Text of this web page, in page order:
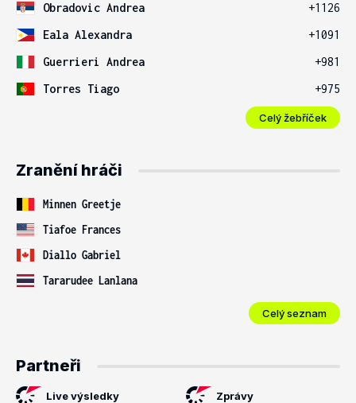
Obradovic Andrea
+1126
Eala Alexandra
+1091
Guerrieri Andrea
+981
Torres Tiago
+975
Celý žebříček
Zranění hráči
Minnen Greetje
Tiafoe Frances
Diallo Gabriel
Tararudee Lanlana
Celý seznam
Partneři
Live výsledky Zprávy